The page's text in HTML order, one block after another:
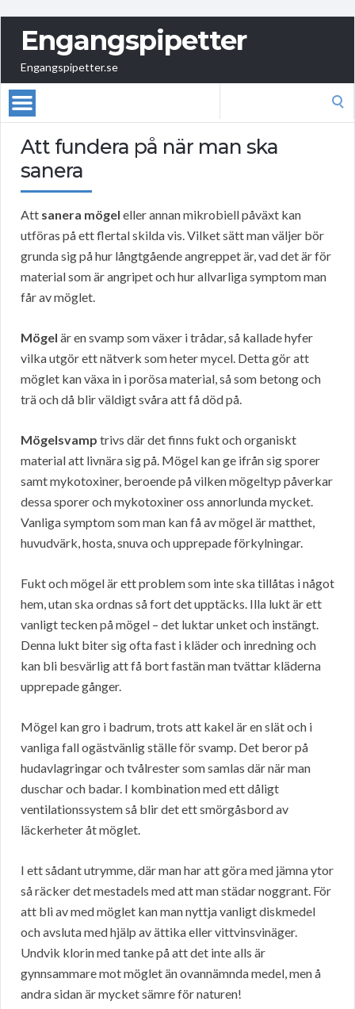
Engangspipetter
Engangspipetter.se
Att fundera på när man ska
sanera
Att sanera mögel eller annan mikrobiell påväxt kan
utföras på ett flertal skilda vis. Vilket sätt man väljer bör
grunda sig på hur långtgående angreppet är, vad det är för
material som är angripet och hur allvarliga symptom man
får av möglet.
Mögel är en svamp som växer i trådar, så kallade hyfer
vilka utgör ett nätverk som heter mycel. Detta gör att
möglet kan växa in i porösa material, så som betong och
trä och då blir väldigt svåra att få död på.
Mögelsvamp trivs där det finns fukt och organiskt
material att livnära sig på. Mögel kan ge ifrån sig sporer
samt mykotoxiner, beroende på vilken mögeltyp påverkar
dessa sporer och mykotoxiner oss annorlunda mycket.
Vanliga symptom som man kan få av mögel är matthet,
huvudvärk, hosta, snuva och upprepade förkylningar.
Fukt och mögel är ett problem som inte ska tillåtas i något
hem, utan ska ordnas så fort det upptäcks. Illa lukt är ett
vanligt tecken på mögel – det luktar unket och instängt.
Denna lukt biter sig ofta fast i kläder och inredning och
kan bli besvärlig att få bort fastän man tvättar kläderna
upprepade gånger.
Mögel kan gro i badrum, trots att kakel är en slät och i
vanliga fall ogästvänlig ställe för svamp. Det beror på
hudavlagringar och tvålrester som samlas där när man
duschar och badar. I kombination med ett dåligt
ventilationssystem så blir det ett smörgåsbord av
läckerheter åt möglet.
I ett sådant utrymme, där man har att göra med jämna ytor
så räcker det mestadels med att man städar noggrant. För
att bli av med möglet kan man nyttja vanligt diskmedel
och avsluta med hjälp av ättika eller vittvinsvinäger.
Undvik klorin med tanke på att det inte alls är
gynnsammare mot möglet än ovannämnda medel, men å
andra sidan är mycket sämre för naturen!